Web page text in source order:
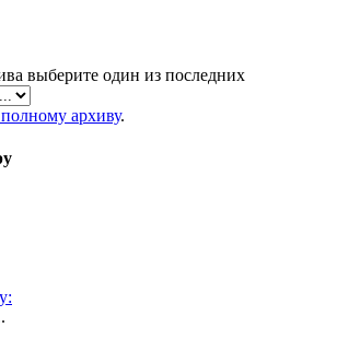
выберите один из последних
архиву.